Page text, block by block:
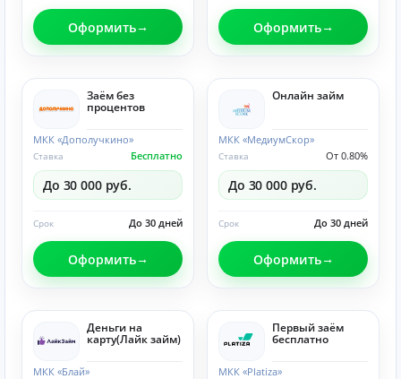
Оформить Оформить
Заём без
процентов
МКК «Дополучкино»
Бесплатно
Ставка
До 30 000 руб.
До 30 дней
Срок
Оформить
Онлайн займ
МКК «МедиумСкор»
От 0.80%
Ставка
До 30 000 руб.
До 30 дней
Срок
Оформить
Деньги на
карту(Лайк займ)
МКК «Блай»
Первый заём
бесплатно
МКК «Platiza»